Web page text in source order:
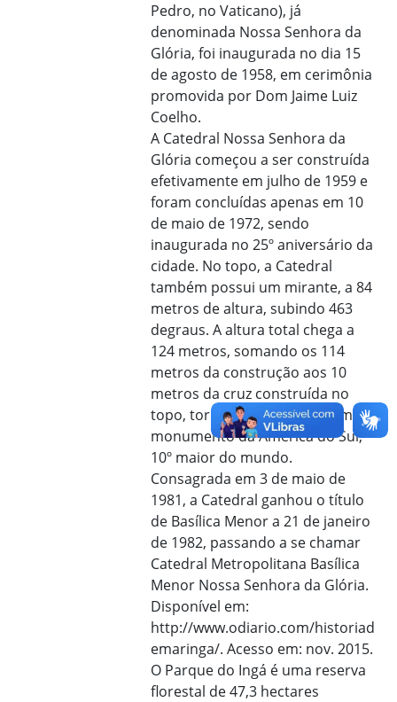
Pedro, no Vaticano), já
denominada Nossa Senhora da
Glória, foi inaugurada no dia 15
de agosto de 1958, em cerimônia
promovida por Dom Jaime Luiz
Coelho.
A Catedral Nossa Senhora da
Glória começou a ser construída
efetivamente em julho de 1959 e
foram concluídas apenas em 10
de maio de 1972, sendo
inaugurada no 25º aniversário da
cidade. No topo, a Catedral
também possui um mirante, a 84
metros de altura, subindo 463
degraus. A altura total chega a
124 metros, somando os 114
metros da construção aos 10
metros da cruz construída no
topo, tornando a catedral o maior
monumento da América do Sul,
10º maior do mundo.
Consagrada em 3 de maio de
1981, a Catedral ganhou o título
de Basílica Menor a 21 de janeiro
de 1982, passando a se chamar
Catedral Metropolitana Basílica
Menor Nossa Senhora da Glória.
Disponível em:
http://www.odiario.com/historiad
emaringa/. Acesso em: nov. 2015.
O Parque do Ingá é uma reserva
florestal de 47,3 hectares